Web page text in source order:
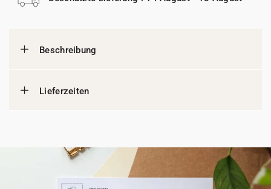
Beschreibung
Lieferzeiten